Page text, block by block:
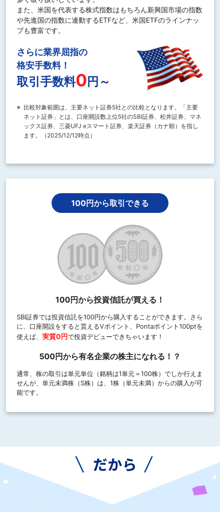
また、米国を代表する株式指数はもちろん新興国市場の指数
や先進国の指数に連動するETFなど、米国ETFのラインナッ
プも豊富です。
さらに業界屈指の
格安手数料！
取引手数料0 円～
※ 比較対象範囲は、主要ネット証券5社との比較となります。「主要
ネット証券」とは、口座開設数上位5社のSBI証券、松井証券、マネ
ックス証券、三菱UFJ eスマート証券、楽天証券（カナ順）を指し
ます。（2025/12/12時点）
100円から取引できる
100円から投資信託が買える！
SBI証券では投資信託を100円から購入することができます。さら
に、口座開設をすると貰えるVポイント、Pontaポイント100ptを
使えば、 実質0円で投資デビューできちゃいます！
500円から有名企業の株主になれる！？
通常、株の取引は単元単位（銘柄は1単元＝100株）でしか行えま
せんが、単元未満株（S株）は、1株（単元未満）からの購入が可
能です。